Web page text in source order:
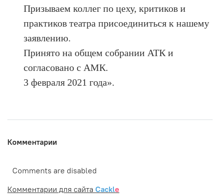
Призываем коллег по цеху, критиков и
практиков театра присоединиться к нашему
заявлению.
Принято на общем собрании АТК и
согласовано с АМК.
3 февраля 2021 года».
Комментарии
Comments are disabled
Комментарии для сайта Cackle